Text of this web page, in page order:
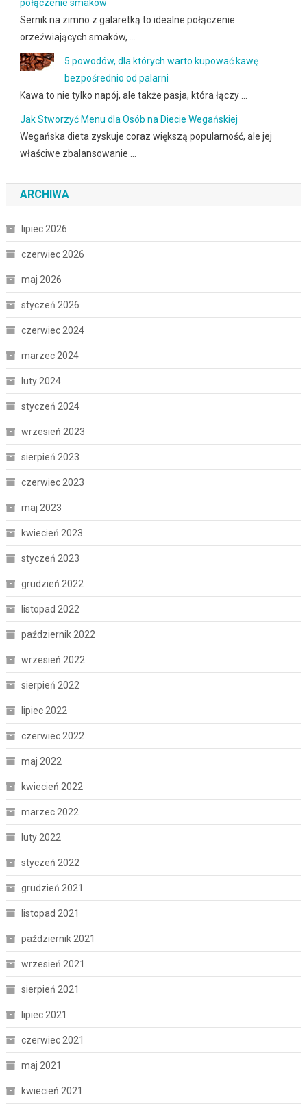
połączenie smaków
Sernik na zimno z galaretką to idealne połączenie
orzeźwiających smaków, …
5 powodów, dla których warto kupować kawę
bezpośrednio od palarni
Kawa to nie tylko napój, ale także pasja, która łączy …
Jak Stworzyć Menu dla Osób na Diecie Wegańskiej
Wegańska dieta zyskuje coraz większą popularność, ale jej
właściwe zbalansowanie …
ARCHIWA
lipiec 2026
czerwiec 2026
maj 2026
styczeń 2026
czerwiec 2024
marzec 2024
luty 2024
styczeń 2024
wrzesień 2023
sierpień 2023
czerwiec 2023
maj 2023
kwiecień 2023
styczeń 2023
grudzień 2022
listopad 2022
październik 2022
wrzesień 2022
sierpień 2022
lipiec 2022
czerwiec 2022
maj 2022
kwiecień 2022
marzec 2022
luty 2022
styczeń 2022
grudzień 2021
listopad 2021
październik 2021
wrzesień 2021
sierpień 2021
lipiec 2021
czerwiec 2021
maj 2021
kwiecień 2021